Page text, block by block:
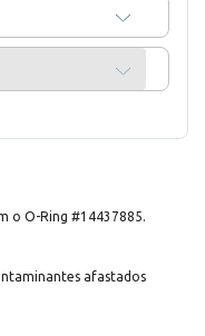
o O-Ring #14437885.
afastados